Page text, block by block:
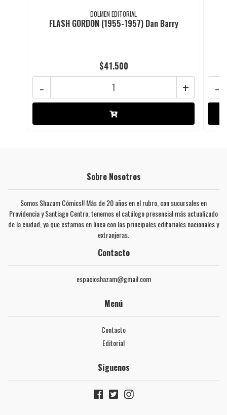
DOLMEN EDITORIAL
FLASH GORDON (1955-1957) Dan Barry
$41.500
+
- -
Sobre Nosotros
Somos Shazam Cómics!! Más de 20 años en el rubro, con sucursales en
Providencia y Santiago Centro, tenemos el catálogo presencial más actualizado
de la ciudad, ya que estamos en línea con las principales editoriales nacionales y
extranjeras.
Contacto
espacioshazam@gmail.com
Menú
Contacto
Editorial
Síguenos